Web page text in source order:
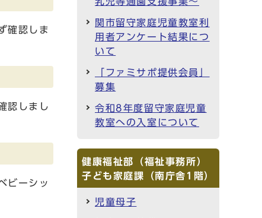
確認しま
認しまし
ビーシッ
関市留守家庭児童教室利
用者アンケート結果につ
いて
「ファミサポ提供会員」
募集
令和8年度留守家庭児童
教室への入室について
健康福祉部（福祉事務所）
子ども家庭課（南庁舎1階）
児童母子